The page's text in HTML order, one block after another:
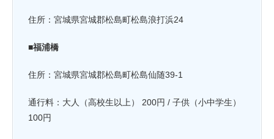
住所： 宮城県宮城郡松島町松島浪打浜24
■福浦橋
住所：宮城県宮城郡松島町松島仙随39-1
通行料：大人（高校生以上） 200円 / 子供（小中学生）
100円